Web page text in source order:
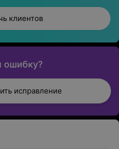
клиентов
ошибку?
исправление